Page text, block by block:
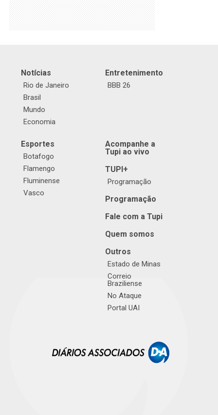
Notícias
Rio de Janeiro
Brasil
Mundo
Economia
Entretenimento
BBB 26
Esportes
Botafogo
Flamengo
Fluminense
Vasco
Acompanhe a
Tupi ao vivo
TUPI+
Programação
Programação
Fale com a Tupi
Quem somos
Outros
Estado de Minas
Correio
Braziliense
No Ataque
Portal UAI